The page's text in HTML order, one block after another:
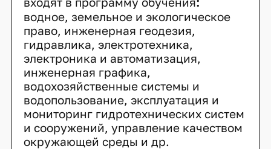
водное, земельное и экологическое
право, инженерная геодезия,
гидравлика, электротехника,
электроника и автоматизация,
инженерная графика,
водохозяйственные системы и
водопользование, эксплуатация и
мониторинг гидротехнических систем
и сооружений, управление качеством
окружающей среды и др.